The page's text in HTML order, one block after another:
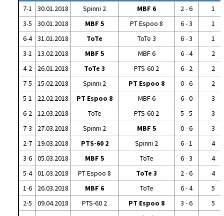
7-1 30.01.2018 Spinni 2 MBF 6 2 - 6
1
3-5
30.01.2018 MBF 5 PT Espoo 8 6 - 3
1
6-4
31.01.2018 ToTe ToTe 3 6 - 3
1
3-1
13.02.2018 MBF 5 MBF 6 6 - 4
2
4-2
26.01.2018 ToTe 3 PTS-60 2 6 - 2
2
7-5
15.02.2018 Spinni 2 PT Espoo 8 0 - 6
2
5-1
22.02.2018 PT Espoo 8 MBF 6 6 - 0
3
6-2
12.03.2018 ToTe PTS-60 2 5 - 5
3
7-3
27.03.2018 Spinni 2 MBF 5 0 - 6
3
2-7
19.03.2018 PTS-60 2 Spinni 2 6 - 1
4
3-6
05.03.2018 MBF 5 ToTe 6 - 3
4
5-4
01.03.2018 PT Espoo 8 ToTe 3 2 - 6
4
1-6
26.03.2018 MBF 6 ToTe 6 - 4
5
2-5
09.04.2018 PTS-60 2 PT Espoo 8 3 - 6
5